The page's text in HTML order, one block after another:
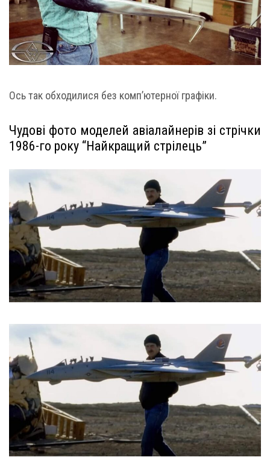
Ось так обходилися без комп’ютерної графіки.
Чудові фото моделей авіалайнерів зі стрічки
1986-го року “Найкращий стрілець”